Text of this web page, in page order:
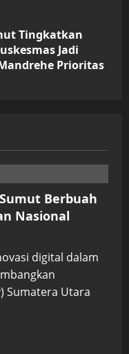
Tingkatkan
Jadi
Prioritas
Berbuah
Nasional
digital dalam
Sumatera Utara